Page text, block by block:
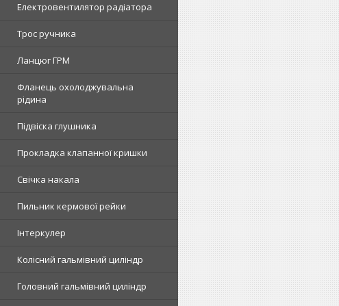
Електровентилятор радіатора
Трос ручника
Ланцюг ГРМ
Фланець охолоджувальна
рідина
Підвіска глушника
Прокладка клапанної кришки
Свічка накала
Пильник кермової рейки
Інтеркулер
Колісний гальмівний циліндр
Головний гальмівний циліндр